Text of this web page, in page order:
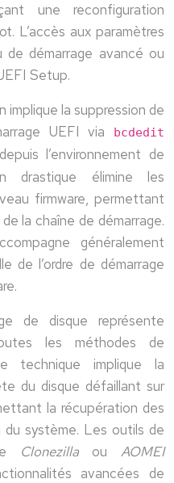
une reconfiguration
L’accès aux paramètres
démarrage avancé ou
Setup.
implique la suppression de
UEFI via
bcdedit
depuis l’environnement de
drastique élimine les
firmware, permettant
la chaîne de démarrage.
généralement
de l’ordre de démarrage
de disque représente
les méthodes de
technique implique la
du disque défaillant sur
la récupération des
système. Les outils de
ClonezillaouAOMEI
avancées de